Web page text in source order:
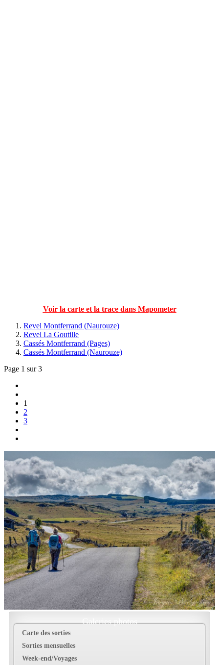
Voir la carte et la trace dans Mapometer
Revel Montferrand (Naurouze)
Revel La Goutille
Cassés Montferrand (Pages)
Cassés Montferrand (Naurouze)
Page 1 sur 3
1
2
3
Galeries photos
Carte des sorties
Sorties mensuelles
Week-end/Voyages